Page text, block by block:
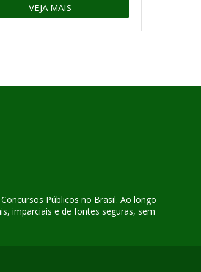
VEJA MAIS
Públicos no Brasil. Ao longo
imparciais e de fontes seguras, sem